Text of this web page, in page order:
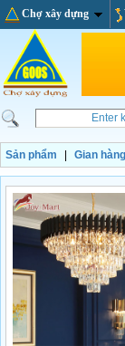
Chợ xây dựng
Sản phẩm Gian